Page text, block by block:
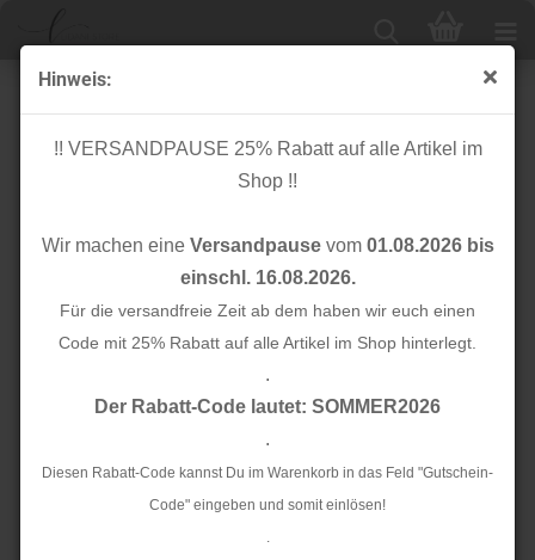
Hinweis:
!! VERSANDPAUSE 25% Rabatt auf alle Artikel im
Shop !!
Wir machen eine Versandpausevom 01.08.2026 bis
einschl. 16.08.2026.
Für die versandfreie Zeit ab dem haben wir euch einen
Code mit 25% Rabatt auf alle Artikel im Shop hinterlegt.
.
Der Rabatt-Code lautet: SOMMER2026
.
Diesen Rabatt-Code kannst Du im Warenkorb in das Feld "Gutschein-
Code" eingeben und somit einlösen!
.
Bio Stripe Me - ICON Col. 64 - Weekender - Hamburger
Liebe